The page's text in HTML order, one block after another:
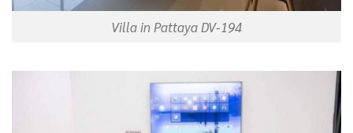
Villa in Pattaya DV-194